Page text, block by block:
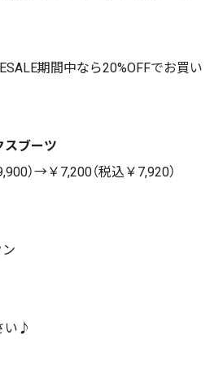
期間中なら20%OFFでお買い
スブーツ
）→￥7,200（税込￥7,920）
い♪